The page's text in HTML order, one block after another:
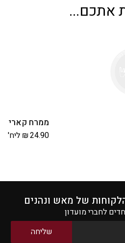
אתכם...
ממרח קארי
₪24.90 ליח'
של מאש ונהנים
לחברי מועדון